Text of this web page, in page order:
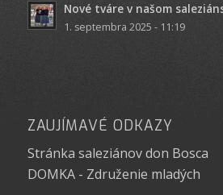
Nové tváre v našom
1. septembra 2025 - 11:19
ZAUJÍMAVÉ ODKAZY
Stránka saleziánov don Bosca
DOMKA - Združenie mladých